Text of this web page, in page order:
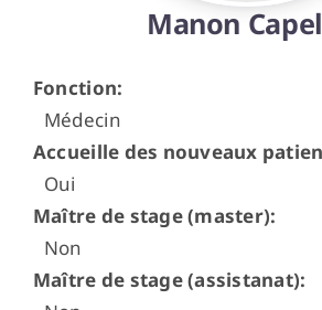
Manon
Fonction:
Médecin
Accueille des nouveaux
Oui
Maître de stage (master):
Non
Maître de stage (assistanat):